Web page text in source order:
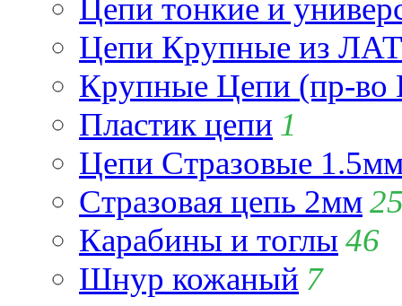
Цепи тонкие и
Цепи Крупные из
Крупные Цепи (пр-во
Пластик цепи 1
Цепи Стразовые
Стразовая цепь 2мм
Карабины и тоглы 46
Шнур кожаный 7